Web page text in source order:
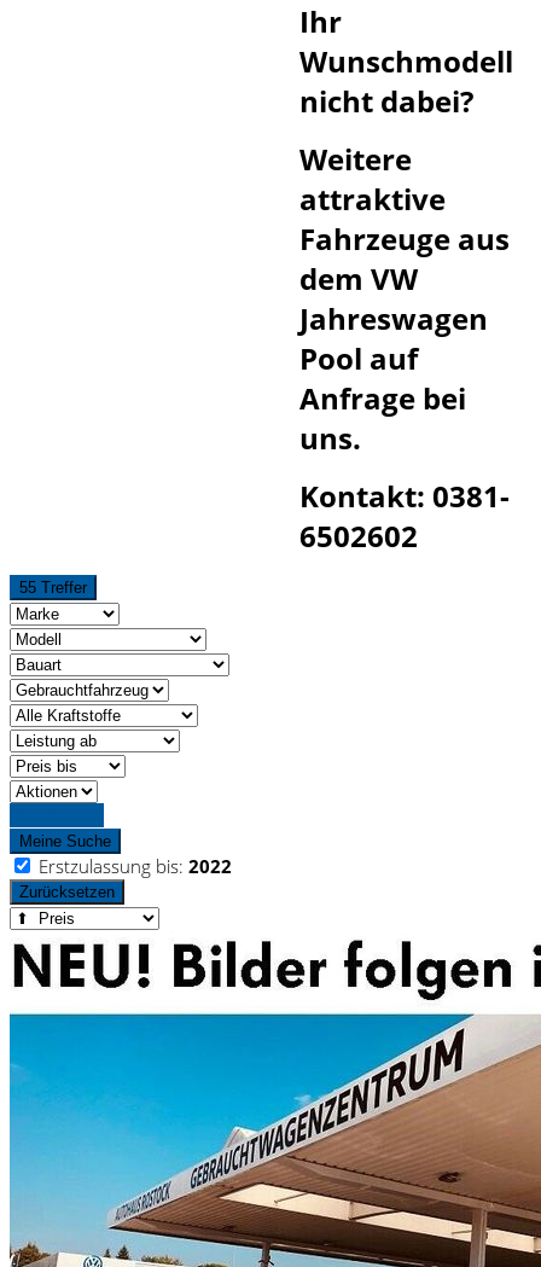
Ihr
Wunschmodell
nicht dabei?
Weitere
attraktive
Fahrzeuge aus
dem VW
Jahreswagen
Pool auf
Anfrage bei
uns.
Kontakt: 0381-
6502602
55 Treffer
Meine Suche
Erstzulassung bis: 2022
Zurücksetzen